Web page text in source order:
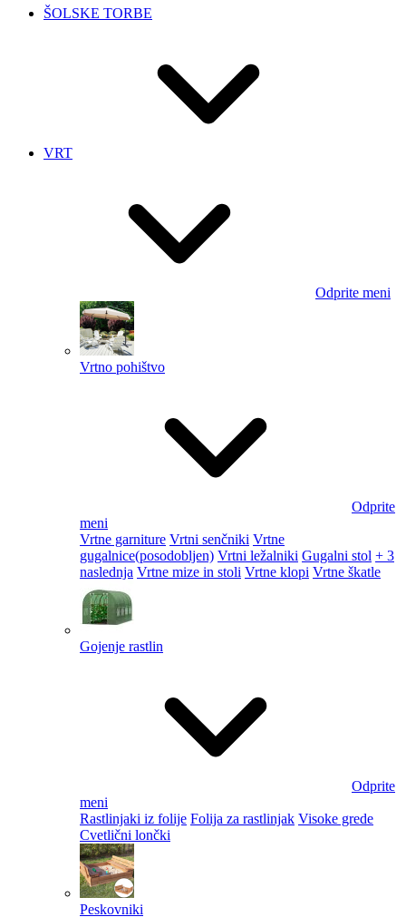
ŠOLSKE TORBE
VRT
Odprite meni
Vrtno pohištvo
Odprite
meni
Vrtne garniture Vrtni senčniki Vrtne
gugalnice(posodobljen) Vrtni ležalniki Gugalni stol + 3
naslednja Vrtne mize in stoli Vrtne klopi Vrtne škatle
Gojenje rastlin
Odprite
meni
Rastlinjaki iz folije Folija za rastlinjak Visoke grede
Cvetlični lončki
Peskovniki